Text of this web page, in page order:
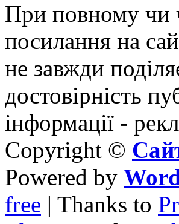
При повному чи
посилання на
не завжди
достовірність
інформації -
Copyright ©
Powered by
free | Thanks to